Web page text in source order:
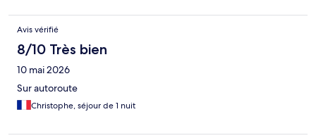
Avis vérifié
8/10 Très bien
10 mai 2026
Sur autoroute
Christophe, séjour de 1 nuit